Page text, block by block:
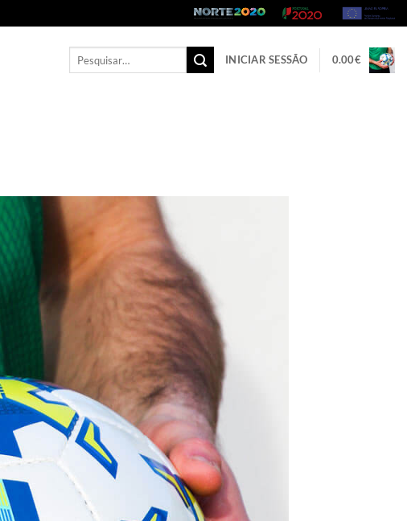
Pesquisar
INICIAR SESSÃO 0.00€